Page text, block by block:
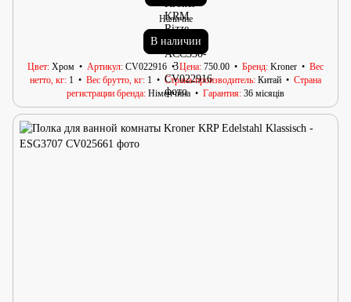
Наличие
В наличии
Цвет Хром Артикул CV022916 Цена 750.00 Бренд Kroner
Вес
нетто, кг 1 Вес брутто, кг 1 Страна-производитель Китай
Страна
регистрации бренда Німеччина Гарантия 36 місяців